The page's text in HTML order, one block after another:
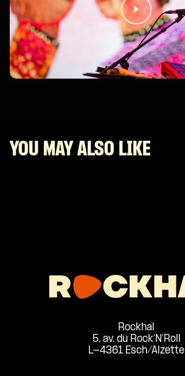
YOU MAY ALSO LIKE
Rockhal
5, av. du Rock'N'Roll
L-4361 Esch/Alzette